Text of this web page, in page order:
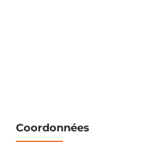
Coordonnées